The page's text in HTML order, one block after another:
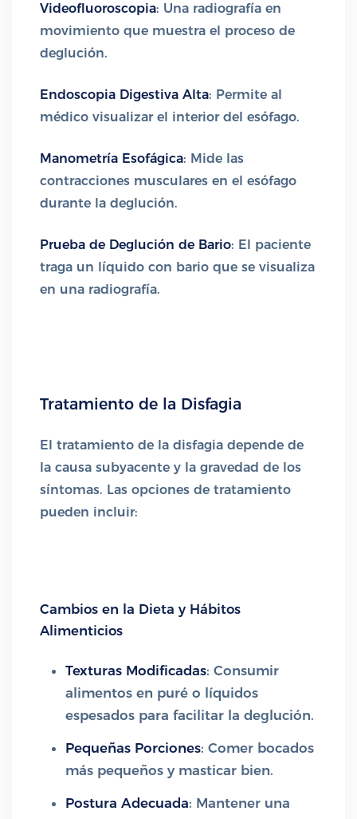
Videofluoroscopia: Una radiografía en
movimiento que muestra el proceso de
deglución.
Endoscopia Digestiva Alta: Permite al
médico visualizar el interior del esófago.
Manometría Esofágica: Mide las
contracciones musculares en el esófago
durante la deglución.
Prueba de Deglución de Bario: El paciente
traga un líquido con bario que se visualiza
en una radiografía.
Tratamiento de la Disfagia
El tratamiento de la disfagia depende de
la causa subyacente y la gravedad de los
síntomas. Las opciones de tratamiento
pueden incluir:
Cambios en la Dieta y Hábitos
Alimenticios
Texturas Modificadas: Consumir
alimentos en puré o líquidos
espesados para facilitar la deglución.
Pequeñas Porciones: Comer bocados
más pequeños y masticar bien.
Postura Adecuada: Mantener una